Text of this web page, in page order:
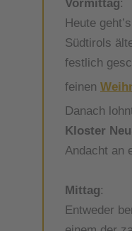
Vormittag:
Heute
Südtirols
festlich
feinen
Danach
Kloster
Andacht an
Mittag:
Entweder